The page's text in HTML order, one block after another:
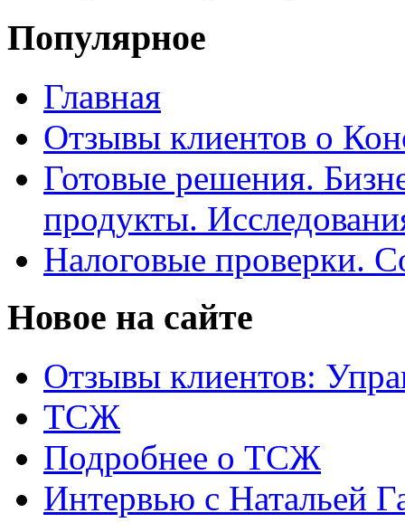
Популярное
Главная
Отзывы клиентов о
Готовые решения.
продукты.
Налоговые проверки.
Новое на сайте
Отзывы клиентов:
ТСЖ
Подробнее о ТСЖ
Интервью с Натальей